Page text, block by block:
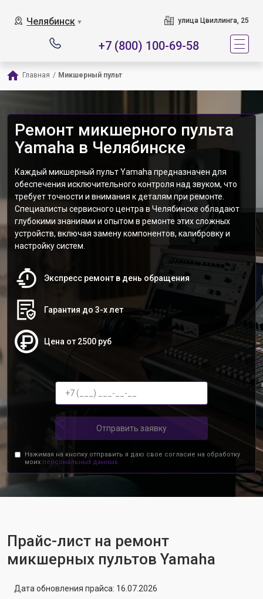
Челябинск ▼ улица Цвиллинга, 25
+7 (800) 100-69-58
Главная / Микшерный пульт
Ремонт микшерного пульта
Yamaha в Челябинске
Каждый микшерный пульт Yamaha предназначен для
обеспечения исключительного контроля над звуком, что
требует точности и внимания к деталям при ремонте.
Cпециалисты сервисного центра в Челябинске обладают
глубокими знаниями и опытом в ремонте этих сложных
устройств, включая замену компонентов, калибровку и
настройку систем.
Экспресс ремонт в день обращения
Гарантия до 3-х лет
Цена от 2500 руб
Отправить заявку
Нажимая на кнопку отправить я даю свое согласие на обработку
моих персональных данных.
Прайс-лист на ремонт
микшерных пультов Yamaha
Дата обновления прайса: 16.07.2026